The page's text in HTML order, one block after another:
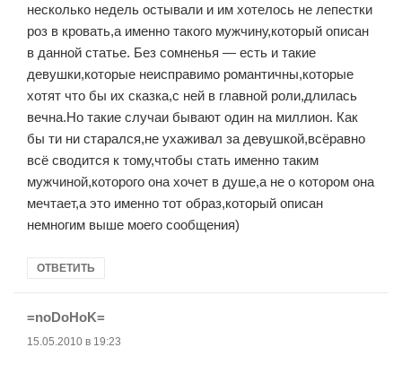
несколько недель остывали и им хотелось не лепестки
роз в кровать,а именно такого мужчину,который описан
в данной статье. Без сомненья — есть и такие
девушки,которые неисправимо романтичны,которые
хотят что бы их сказка,с ней в главной роли,длилась
вечна.Но такие случаи бывают один на миллион. Как
бы ти ни старался,не ухаживал за девушкой,всёравно
всё сводится к тому,чтобы стать именно таким
мужчиной,которого она хочет в душе,а не о котором она
мечтает,а это именно тот образ,который описан
немногим выше моего сообщения)
ОТВЕТИТЬ
=noDoHoK=
15.05.2010 в 19:23